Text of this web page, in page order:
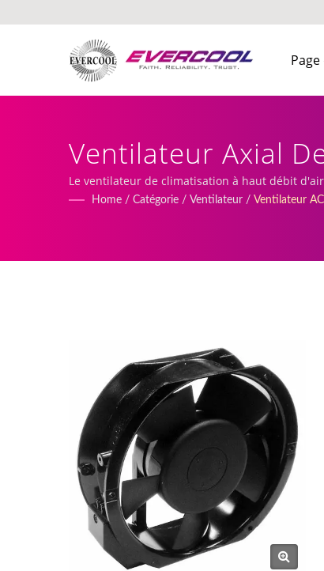
Ventilateur Axial
Aluminium |
Le ventilateur de climatisation à haut débit
services incluent la production et la fabrication
Home / Catégorie / Ventilateur / Ventilateur AC